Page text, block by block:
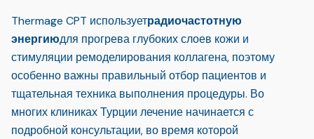
Thermage CPT используетрадиочастотную
энергиюдля прогрева глубоких слоев кожи и
стимуляции ремоделирования коллагена, поэтому
особенно важны правильный отбор пациентов и
тщательная техника выполнения процедуры. Во
многих клиниках Турции лечение начинается с
подробной консультации, во время которой